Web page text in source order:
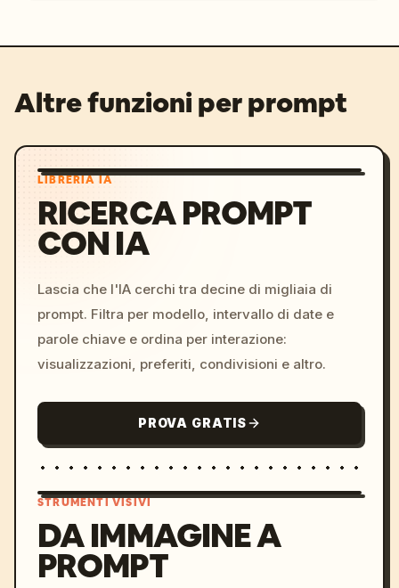
Altre funzioni per prompt
LIBRERIA IA
RICERCA PROMPT
CON IA
Lascia che l'IA cerchi tra decine di migliaia di
prompt. Filtra per modello, intervallo di date e
parole chiave e ordina per interazione:
visualizzazioni, preferiti, condivisioni e altro.
PROVA GRATIS
STRUMENTI VISIVI
DA IMMAGINE A
PROMPT